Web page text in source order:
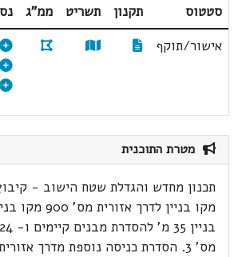
סטטוס תקנון תשריט ממ"ג
אישור/תוקף
מטרת התוכנית
תכנון מחדש והגדלת שטח הישוב -